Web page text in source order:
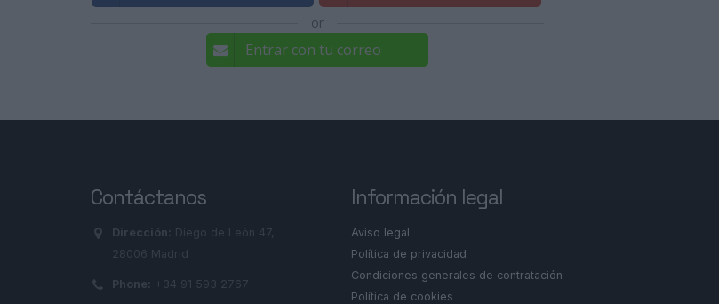
or
Entrar con tu correo
Contáctanos
Dirección:
Diego de León 47,
28006 Madrid
Phone: +34 91 593 2767
Información legal
Aviso legal
Política de privacidad
Condiciones generales de contratación
Política de cookies